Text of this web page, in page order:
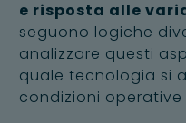
e risposta alle
seguono logiche
analizzare questi
quale tecnologia si
condizioni operative